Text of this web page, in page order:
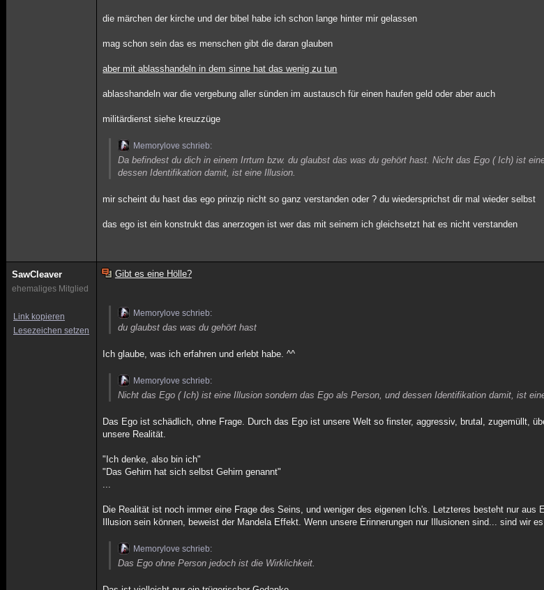
die märchen der kirche und der bibel habe ich schon lange hinter mir gelassen
mag schon sein das es menschen gibt die daran glauben
aber mit ablasshandeln in dem sinne hat das wenig zu tun
ablasshandeln war die vergebung aller sünden im austausch für einen haufen geld oder aber auch
militärdienst siehe kreuzzüge
Memorylove schrieb:
Da befindest du dich in einem Irrtum bzw. du glaubst das was du gehört hast. Nicht das Ego ( Ich) ist
dessen Identifikation damit, ist eine Illusion.
mir scheint du hast das ego prinzip nicht so ganz verstanden oder ? du wiedersprichst dir mal wieder selbst
das ego ist ein konstrukt das anerzogen ist wer das mit seinem ich gleichsetzt hat es nicht verstanden
SawCleaver
ehemaliges Mitglied
Link kopieren
Lesezeichen setzen
Gibt es eine Hölle?
Memorylove schrieb:
du glaubst das was du gehört hast
Ich glaube, was ich erfahren und erlebt habe. ^^
Memorylove schrieb:
Nicht das Ego ( Ich) ist eine Illusion sondern das Ego als Person, und dessen Identifikation damit, ist
Das Ego ist schädlich, ohne Frage. Durch das Ego ist unsere Welt so finster, aggressiv, brutal, zugemüllt,
unsere Realität.
"Ich denke, also bin ich"
"Das Gehirn hat sich selbst Gehirn genannt"
...
Die Realität ist noch immer eine Frage des Seins, und weniger des eigenen Ich's. Letzteres besteht nur aus
Illusion sein können, beweist der Mandela Effekt. Wenn unsere Erinnerungen nur Illusionen sind... sind wir
Memorylove schrieb:
Das Ego ohne Person jedoch ist die Wirklichkeit.